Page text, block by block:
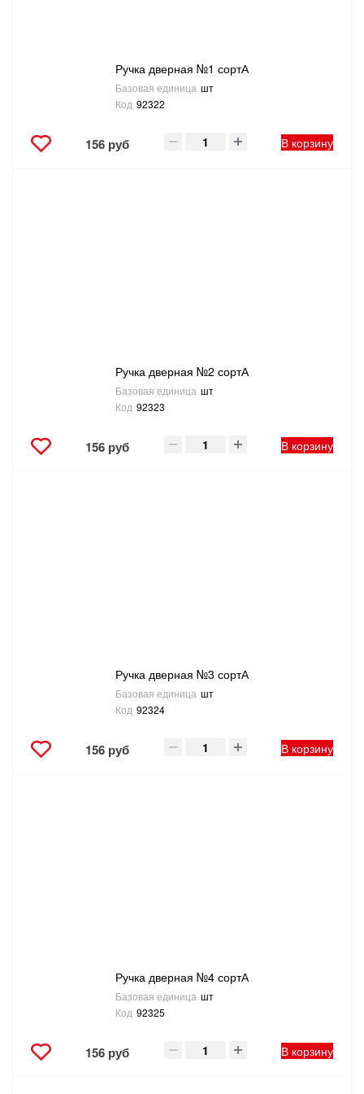
ЭЛЕКТРОИНСТРУМЕНТЫ, БЕНЗОИНСТРУМЕНТЫ
ЭЛЕКТРОМОНТАЖНЫЕ ТОВАРЫ, СВЕТОТЕХНИКА
Ручка дверная №1 сортА
Базовая единица шт
Код 92322
156 руб В корзину
Ручка дверная №2 сортА
Базовая единица шт
Код 92323
156 руб В корзину
Ручка дверная №3 сортА
Базовая единица шт
Код 92324
156 руб В корзину
Ручка дверная №4 сортА
Базовая единица шт
Код 92325
156 руб В корзину